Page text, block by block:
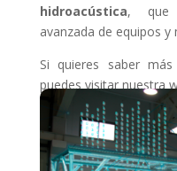
hidroacústica, que
avanzada de equipos
Si quieres saber
puedes visitar nuestra
Visualizar